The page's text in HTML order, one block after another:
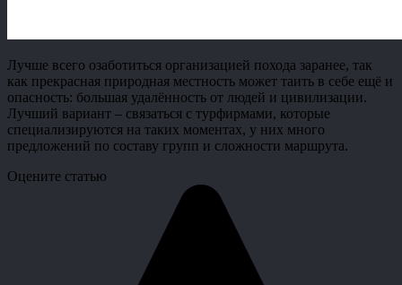
Лучше всего озаботиться организацией похода заранее, так
как прекрасная природная местность может таить в себе ещё и
опасность: большая удалённость от людей и цивилизации.
Лучший вариант – связаться с турфирмами, которые
специализируются на таких моментах, у них много
предложений по составу групп и сложности маршрута.
Оцените статью